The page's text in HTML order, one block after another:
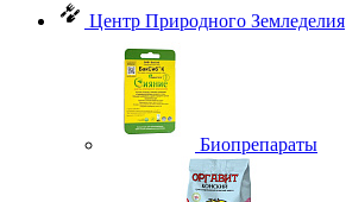
Центр Природного Земледелия
Биопрепараты